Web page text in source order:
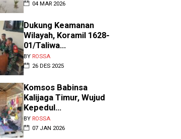
04 MAR 2026
Dukung Keamanan
Wilayah, Koramil 1628-
01/Taliwa...
BY ROSSA
26 DES 2025
‎Komsos Babinsa
Kalijaga Timur, Wujud
Kepedul...
BY ROSSA
07 JAN 2026